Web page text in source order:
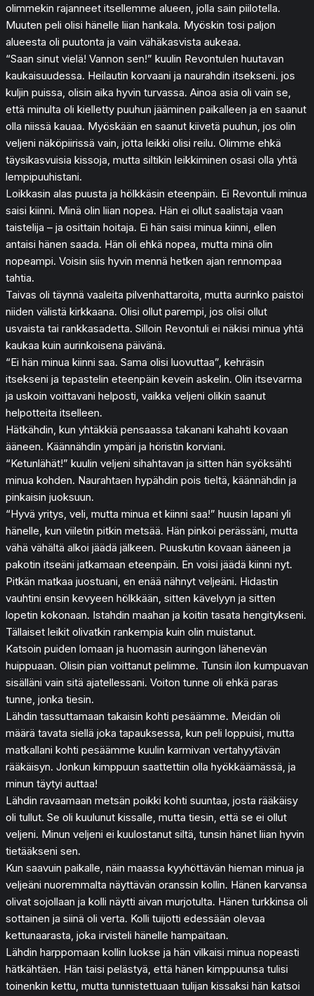
olimmekin rajanneet itsellemme alueen, jolla sain piilotella.
Muuten peli olisi hänelle liian hankala. Myöskin tosi paljon
alueesta oli puutonta ja vain vähäkasvista aukeaa.
“Saan sinut vielä! Vannon sen!” kuulin Revontulen huutavan
kaukaisuudessa. Heilautin korvaani ja naurahdin itsekseni. jos
kuljin puissa, olisin aika hyvin turvassa. Ainoa asia oli vain se,
että minulta oli kielletty puuhun jääminen paikalleen ja en saanut
olla niissä kauaa. Myöskään en saanut kiivetä puuhun, jos olin
veljeni näköpiirissä vain, jotta leikki olisi reilu. Olimme ehkä
täysikasvuisia kissoja, mutta siltikin leikkiminen osasi olla yhtä
lempipuuhistani.
Loikkasin alas puusta ja hölkkäsin eteenpäin. Ei Revontuli minua
saisi kiinni. Minä olin liian nopea. Hän ei ollut saalistaja vaan
taistelija – ja osittain hoitaja. Ei hän saisi minua kiinni, ellen
antaisi hänen saada. Hän oli ehkä nopea, mutta minä olin
nopeampi. Voisin siis hyvin mennä hetken ajan rennompaa
tahtia.
Taivas oli täynnä vaaleita pilvenhattaroita, mutta aurinko paistoi
niiden välistä kirkkaana. Olisi ollut parempi, jos olisi ollut
usvaista tai rankkasadetta. Silloin Revontuli ei näkisi minua yhtä
kaukaa kuin aurinkoisena päivänä.
“Ei hän minua kiinni saa. Sama olisi luovuttaa”, kehräsin
itsekseni ja tepastelin eteenpäin kevein askelin. Olin itsevarma
ja uskoin voittavani helposti, vaikka veljeni olikin saanut
helpotteita itselleen.
Hätkähdin, kun yhtäkkiä pensaassa takanani kahahti kovaan
ääneen. Käännähdin ympäri ja höristin korviani.
“Ketunlähät!” kuulin veljeni sihahtavan ja sitten hän syöksähti
minua kohden. Naurahtaen hypähdin pois tieltä, käännähdin ja
pinkaisin juoksuun.
“Hyvä yritys, veli, mutta minua et kiinni saa!” huusin lapani yli
hänelle, kun viiletin pitkin metsää. Hän pinkoi perässäni, mutta
vähä vähältä alkoi jäädä jälkeen. Puuskutin kovaan ääneen ja
pakotin itseäni jatkamaan eteenpäin. En voisi jäädä kiinni nyt.
Pitkän matkaa juostuani, en enää nähnyt veljeäni. Hidastin
vauhtini ensin kevyeen hölkkään, sitten kävelyyn ja sitten
lopetin kokonaan. Istahdin maahan ja koitin tasata hengitykseni.
Tällaiset leikit olivatkin rankempia kuin olin muistanut.
Katsoin puiden lomaan ja huomasin auringon lähenevän
huippuaan. Olisin pian voittanut pelimme. Tunsin ilon kumpuavan
sisälläni vain sitä ajatellessani. Voiton tunne oli ehkä paras
tunne, jonka tiesin.
Lähdin tassuttamaan takaisin kohti pesäämme. Meidän oli
määrä tavata siellä joka tapauksessa, kun peli loppuisi, mutta
matkallani kohti pesäämme kuulin karmivan vertahyytävän
rääkäisyn. Jonkun kimppuun saattettiin olla hyökkäämässä, ja
minun täytyi auttaa!
Lähdin ravaamaan metsän poikki kohti suuntaa, josta rääkäisy
oli tullut. Se oli kuulunut kissalle, mutta tiesin, että se ei ollut
veljeni. Minun veljeni ei kuulostanut siltä, tunsin hänet liian hyvin
tietääkseni sen.
Kun saavuin paikalle, näin maassa kyyhöttävän hieman minua ja
veljeäni nuoremmalta näyttävän oranssin kollin. Hänen karvansa
olivat sojollaan ja kolli näytti aivan murjotulta. Hänen turkkinsa oli
sottainen ja siinä oli verta. Kolli tuijotti edessään olevaa
kettunaarasta, joka irvisteli hänelle hampaitaan.
Lähdin harppomaan kollin luokse ja hän vilkaisi minua nopeasti
hätkähtäen. Hän taisi pelästyä, että hänen kimppuunsa tulisi
toinenkin kettu, mutta tunnistettuaan tulijan kissaksi hän katsoi